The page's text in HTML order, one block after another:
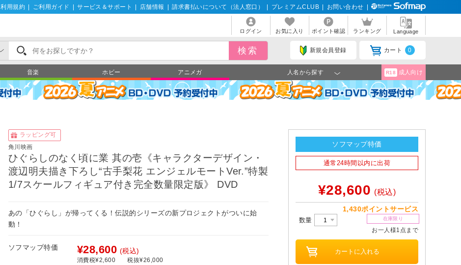
利用規約 ご利用ガイド サービス＆サポート 店舗情報 請求書払いについて（法人窓口） プレミアムCLUB お問い合わせ
ログイン お気に入り ポイント確認 ランキング Language
新規会員登録 カート 0
音楽 ホビー アニメガ 人名から探す R18 成人向け
ラッピング可
角川映画
ひぐらしのなく頃に業 其の壱《キャラクターデザイン・
渡辺明夫描き下ろし“古手梨花 エンジェルモートVer.”特製
1/7スケールフィギュア付き完全数量限定版》 DVD
あの「ひぐらし」が帰ってくる！伝説的シリーズの新プロジェクトがついに始
動！
ソフマップ特価 ¥28,600 (税込)
消費税¥2,600 税抜¥26,000
ソフマップ特価
通常24時間以内に出荷
¥28,600 (税込)
1,430ポイントサービス
数量 在庫限り
お一人様1点まで